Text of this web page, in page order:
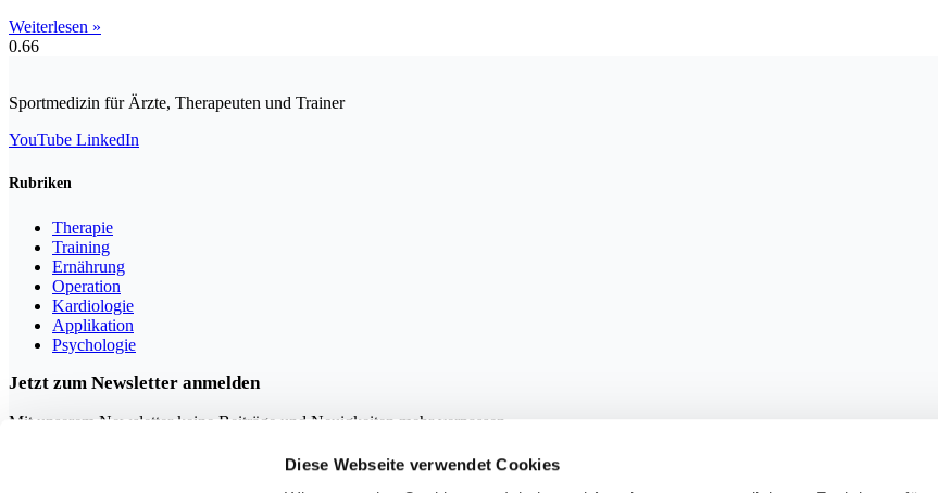
Diese Webseite verwendet Cookies
Weiterlesen »
Sportmedizin für Ärzte, Therapeuten und Trainer
YouTube LinkedIn
Rubriken
Therapie
Training
Ernährung
Operation
Kardiologie
Applikation
Psychologie
Jetzt zum Newsletter anmelden
Mit unserem Newsletter keine Beiträge und Neuigkeiten mehr verpassen.